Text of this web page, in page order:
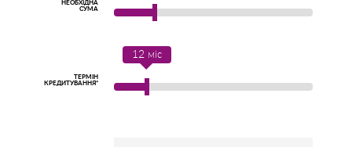
НЕОБХІДНА
СУМА
ТЕРМІН
КРЕДИТУВАННЯ*
12 міс